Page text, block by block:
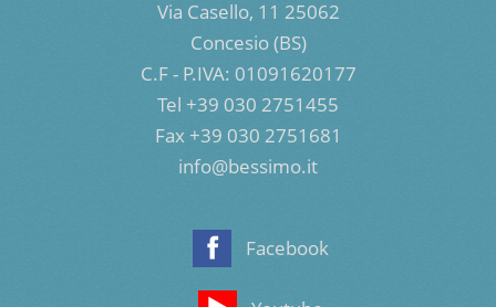
Via Casello, 11 25062
Concesio (BS)
C.F - P.IVA: 01091620177
Tel +39 030 2751455
Fax +39 030 2751681
info@bessimo.it
Facebook